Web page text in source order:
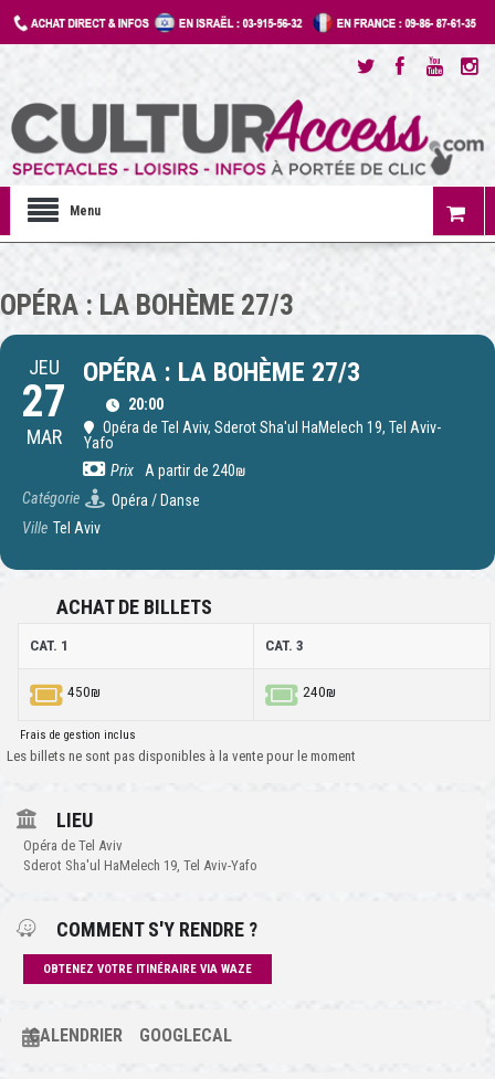
Menu
OPÉRA : LA BOHÈME 27/3
JEU
27
MAR
OPÉRA : LA BOHÈME 27/3
20:00
Opéra de Tel Aviv, Sderot Sha'ul HaMelech 19, Tel Aviv-
Yafo
Prix
A partir de 240₪
Catégorie
Opéra / Danse
Ville Tel Aviv
ACHAT DE BILLETS
CAT. 1 CAT. 3
450₪ 240₪
Frais de gestion inclus
Les billets ne sont pas disponibles à la vente pour le moment
LIEU
Opéra de Tel Aviv
Sderot Sha'ul HaMelech 19, Tel Aviv-Yafo
COMMENT S'Y RENDRE ?
OBTENEZ VOTRE ITINÉRAIRE VIA WAZE
CALENDRIER GOOGLECAL